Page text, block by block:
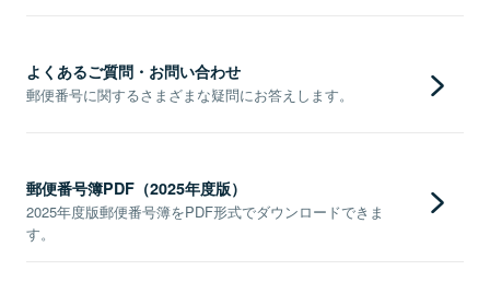
よくあるご質問・お問い合わせ
郵便番号に関するさまざまな疑問にお答えします。
郵便番号簿PDF（2025年度版）
2025年度版郵便番号簿をPDF形式でダウンロードできま
す。